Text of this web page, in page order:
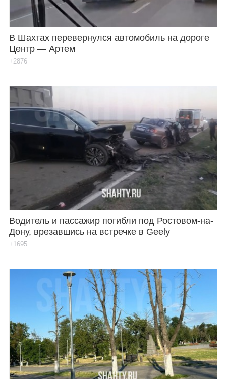
В Шахтах перевернулся автомобиль на дороге
Центр — Артем
+2876
Водитель и пассажир погибли под Ростовом-на-
Дону, врезавшись на встречке в Geely
+1695